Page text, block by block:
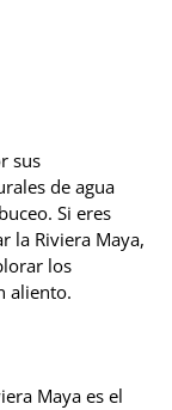
sus
de agua
Si eres
la Riviera Maya,
los
aliento.
Maya es el